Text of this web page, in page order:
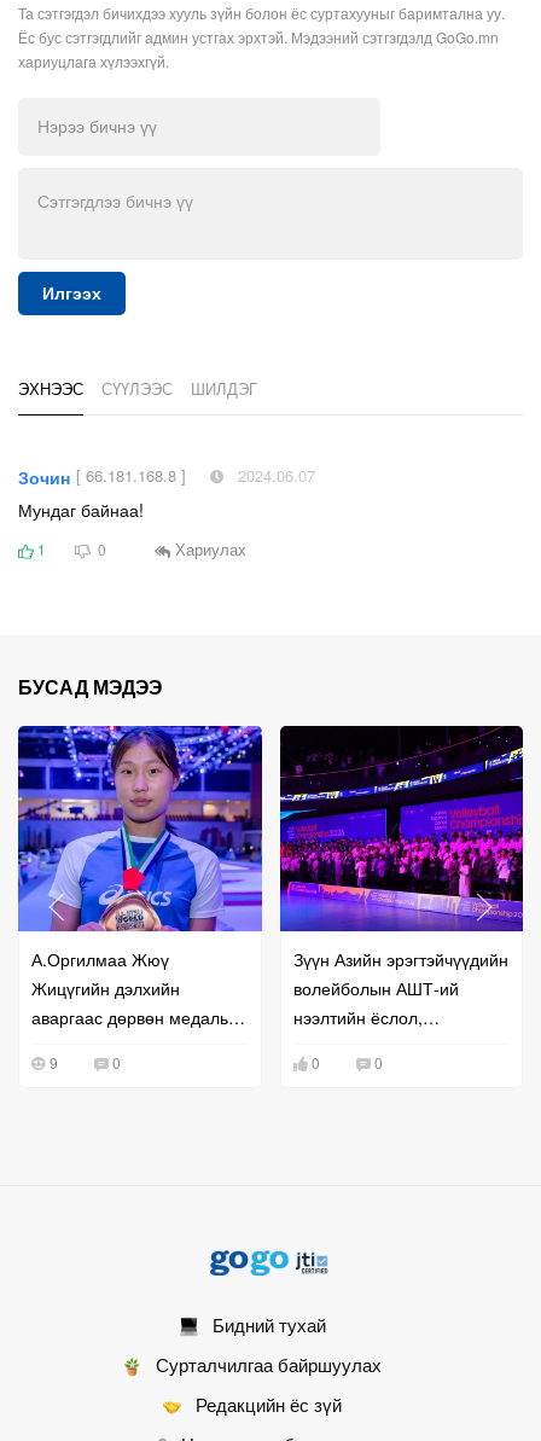
Та сэтгэгдэл бичихдээ хууль зүйн болон ёс суртахууныг баримтална уу.
Ёс бус сэтгэгдлийг админ устгах эрхтэй. Мэдээний сэтгэгдэлд GoGo.mn
хариуцлага хүлээхгүй.
Илгээх
ЭХНЭЭС СҮҮЛЭЭС ШИЛДЭГ
Зочин [ 66.181.168.8 ] 2024.06.07
Мундаг байнаа!
1 0 Хариулах
БУСАД МЭДЭЭ
А.Оргилмаа Жюү
Жицүгийн дэлхийн
аваргаас дөрвөн медаль
9 0
Зүүн Азийн эрэгтэйчүүдийн
волейболын АШТ-ий
нээлтийн ёслол,
0 0
Бидний тухай
Сурталчилгаа байршуулах
Редакцийн ёс зүй